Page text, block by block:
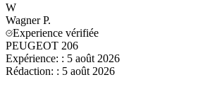
W
Wagner P.
Experience vérifiée
PEUGEOT 206
Expérience: : 5 août 2026
Rédaction: : 5 août 2026